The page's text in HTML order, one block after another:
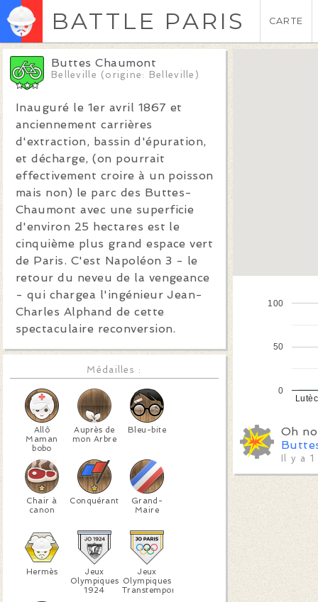
BATTLE PARIS CARTE
Buttes Chaumont
Belleville (origine: Belleville)
Inauguré le 1er avril 1867 et
anciennement carrières
d'extraction, bassin d'épuration,
et décharge, (on pourrait
effectivement croire à un poisson
mais non) le parc des Buttes-
Chaumont avec une superficie
d'environ 25 hectares est le
cinquième plus grand espace vert
de Paris. C'est Napoléon 3 - le
retour du neveu de la vengeance
- qui chargea l'ingénieur Jean-
Charles Alphand de cette
spectaculaire reconversion.
Médailles :
Allô
Maman
bobo
Auprès de
mon Arbre
Bleu-bite
Chair à
canon
Conquérant
Grand-
Maire
Hermès
Jeux
Olympiques
1924
Jeux
Olympiques
Transtemporels
0
50
100
Oh
Il y a